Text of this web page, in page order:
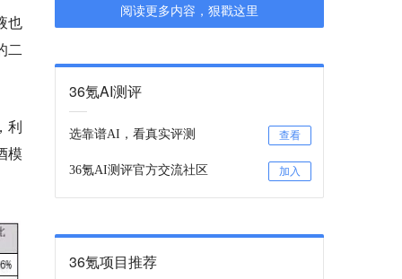
也
二
利
模
阅读更多内容，狠戳这里
36氪AI测评
选靠谱AI，看真实评测 查看
36氪AI测评官方交流社区 加入
36氪项目推荐